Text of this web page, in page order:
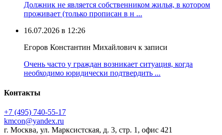
Должник не является собственником жилья, в котором
проживает (только прописан в н ...
16.07.2026 в 12:26
Егоров Константин Михайлович к записи
Очень часто у граждан возникает ситуация, когда
необходимо юридически подтвердить ...
Контакты
+7 (495) 740‑55‑17
kmcon@yandex.ru
г. Москва, ул. Марксистская, д. 3, стр. 1, офис 421